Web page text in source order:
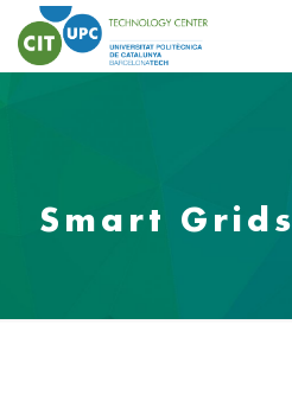
Smart Grids